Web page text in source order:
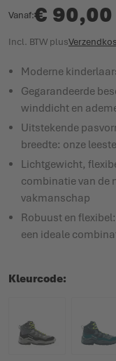
Vanaf € 90,00
Incl. BTW plus
Moderne
Gegarandeerde
winddicht en
Uitstekende
breedte: onze
Lichtgewicht,
combinatie van de
vakmanschap
Robuust en
een ideale
Kleurcode